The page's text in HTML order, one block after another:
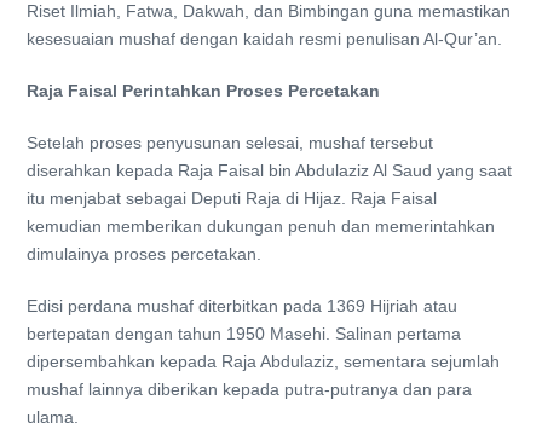
Riset Ilmiah, Fatwa, Dakwah, dan Bimbingan guna memastikan
kesesuaian mushaf dengan kaidah resmi penulisan Al-Qur’an.
Raja Faisal Perintahkan Proses Percetakan
Setelah proses penyusunan selesai, mushaf tersebut
diserahkan kepada Raja Faisal bin Abdulaziz Al Saud yang saat
itu menjabat sebagai Deputi Raja di Hijaz. Raja Faisal
kemudian memberikan dukungan penuh dan memerintahkan
dimulainya proses percetakan.
Edisi perdana mushaf diterbitkan pada 1369 Hijriah atau
bertepatan dengan tahun 1950 Masehi. Salinan pertama
dipersembahkan kepada Raja Abdulaziz, sementara sejumlah
mushaf lainnya diberikan kepada putra-putranya dan para
ulama.